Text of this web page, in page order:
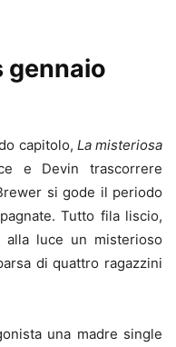
gennaio
capitolo, La misteriosa
e Devin trascorrere
si gode il periodo
Tutto fila liscio,
luce un misterioso
di quattro ragazzini
una madre single